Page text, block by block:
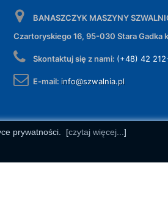
BANASZCZYK MASZYNY
Czartoryskiego 16, 95-030 Stara Gadka
Skontaktuj się z nami: (+48) 42
E-mail: info@szwalnia.pl
prywatności. [czytaj więcej... ]